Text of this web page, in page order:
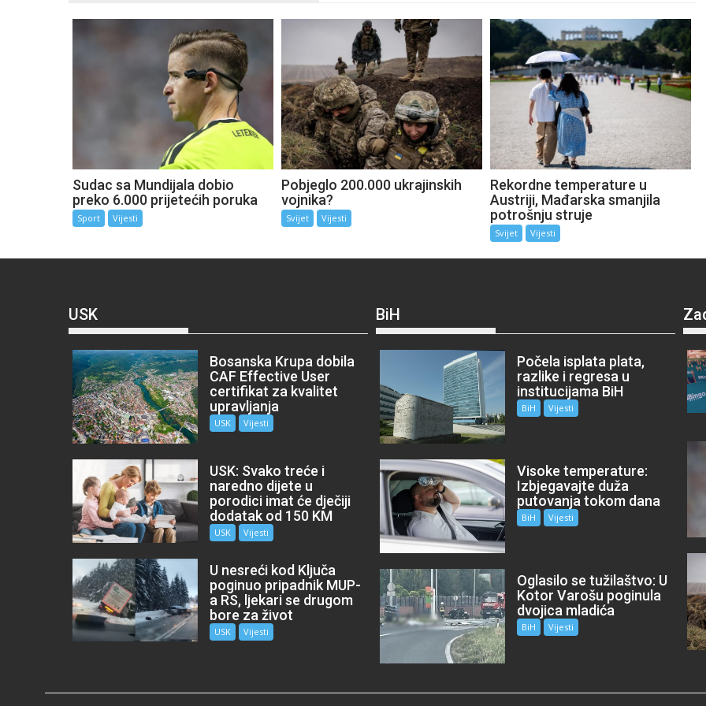
Sudac sa Mundijala dobio
preko 6.000 prijetećih poruka
Sport Vijesti
Pobjeglo 200.000 ukrajinskih
vojnika?
Svijet Vijesti
Rekordne temperature u
Austriji, Mađarska smanjila
potrošnju struje
Svijet Vijesti
USK
Bosanska Krupa dobila
CAF Effective User
certifikat za kvalitet
upravljanja
USK Vijesti
USK: Svako treće i
naredno dijete u
porodici imat će dječiji
dodatak od 150 KM
USK Vijesti
U nesreći kod Ključa
poginuo pripadnik MUP-
a RS, ljekari se drugom
bore za život
USK Vijesti
BiH
Počela isplata plata,
razlike i regresa u
institucijama BiH
BiH Vijesti
Visoke temperature:
Izbjegavajte duža
putovanja tokom dana
BiH Vijesti
Oglasilo se tužilaštvo: U
Kotor Varošu poginula
dvojica mladića
BiH Vijesti